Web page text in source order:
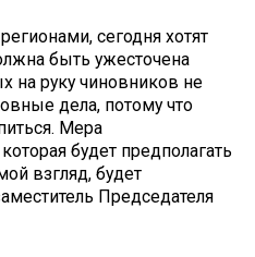
сегодня хотят
быть ужесточена
на руку чиновников не
дела, потому что
Мера
будет предполагать
взгляд, будет
Председателя